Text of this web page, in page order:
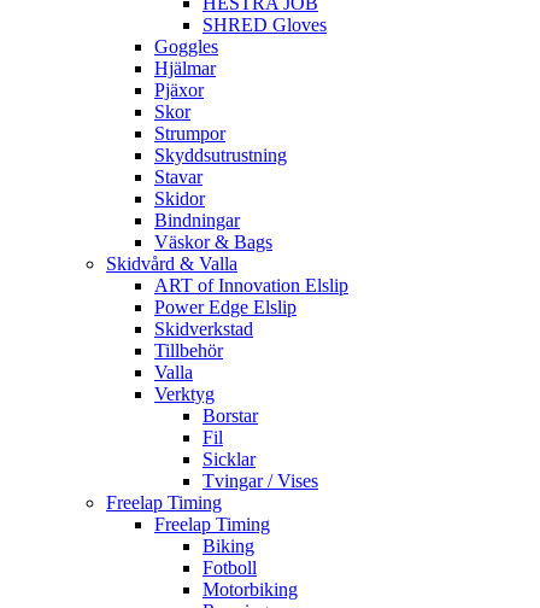
SHRED Gloves
Goggles
Hjälmar
Pjäxor
Skor
Strumpor
Skyddsutrustning
Stavar
Skidor
Bindningar
Väskor & Bags
Skidvård & Valla
ART of Innovation Elslip
Power Edge Elslip
Skidverkstad
Tillbehör
Valla
Verktyg
Borstar
Fil
Sicklar
Tvingar / Vises
Freelap Timing
Freelap Timing
Biking
Fotboll
Motorbiking